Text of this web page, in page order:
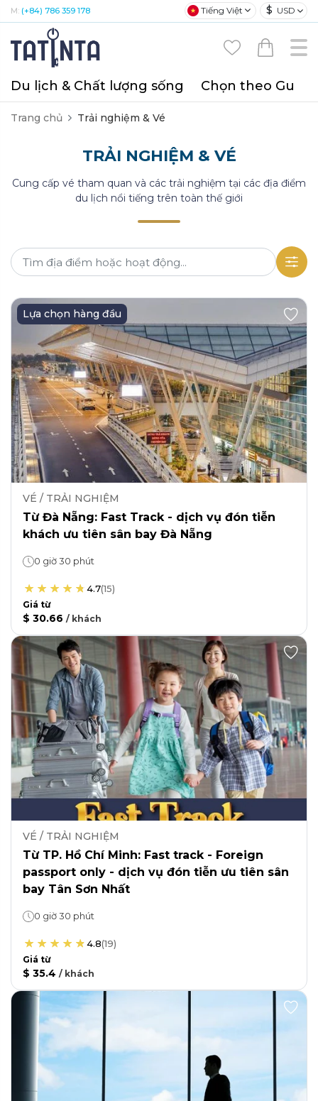
M: (+84) 786 359 178 Tiếng Việt $ USD
Du lịch & Chất lượng sống Chọn theo Gu
Trang chủ Trải nghiệm & Vé
TRẢI NGHIỆM & VÉ
Cung cấp vé tham quan và các trải nghiệm tại các địa điểm
du lịch nổi tiếng trên toàn thế giới
Lựa chọn hàng đầu
VÉ / TRẢI NGHIỆM
Từ Đà Nẵng: Fast Track - dịch vụ đón tiễn
khách ưu tiên sân bay Đà Nẵng
0 giờ 30 phút
4.7(15)
Giá từ
$ 30.66 / khách
VÉ / TRẢI NGHIỆM
Từ TP. Hồ Chí Minh: Fast track - Foreign
passport only - dịch vụ đón tiễn ưu tiên sân
bay Tân Sơn Nhất
0 giờ 30 phút
4.8(19)
Giá từ
$ 35.4 / khách